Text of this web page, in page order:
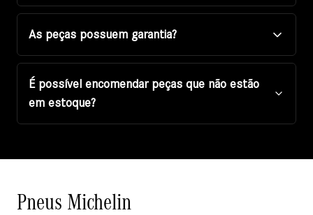
As peças possuem garantia?
É possível encomendar peças que não estão
em estoque?
Pneus Michelin